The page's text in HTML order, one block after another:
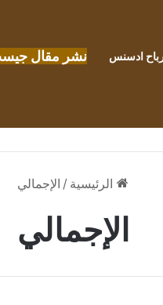
ادسنس نشر مقال
الرئيسية / الإجمالي
الإجمالي